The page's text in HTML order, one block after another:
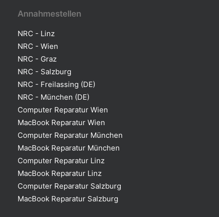
Annahmestellen
NRC - Linz
NRC - Wien
NRC - Graz
NRC - Salzburg
NRC - Freilassing (DE)
NRC - München (DE)
Computer Reparatur Wien
MacBook Reparatur Wien
Computer Reparatur München
MacBook Reparatur München
Computer Reparatur Linz
MacBook Reparatur Linz
Computer Reparatur Salzburg
MacBook Reparatur Salzburg